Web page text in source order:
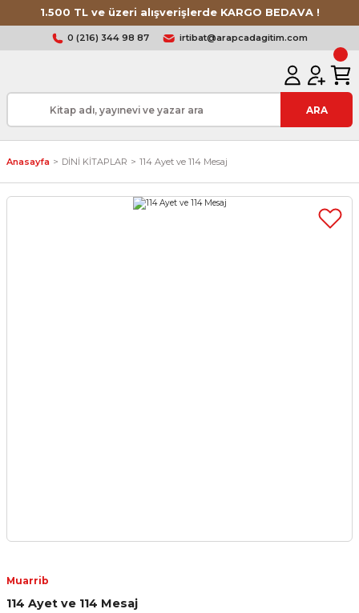
1.500 TL ve üzeri alışverişlerde KARGO BEDAVA !
0 (216) 344 98 87 irtibat@arapcadagitim.com
ARA
Anasayfa DİNİ KİTAPLAR 114 Ayet ve 114 Mesaj
Muarrib
114 Ayet ve 114 Mesaj